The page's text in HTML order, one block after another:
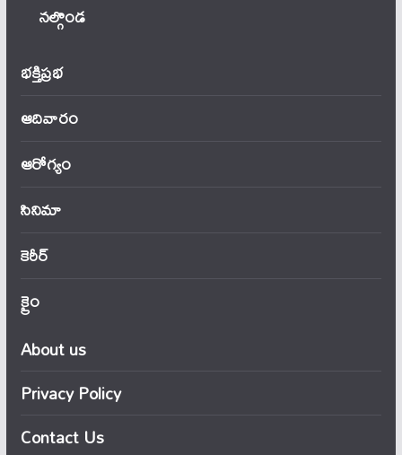
నల్గొండ
భక్తిప్రభ
ఆదివారం
ఆరోగ్యం
సినిమా
కెరీర్
క్రైం
About us
Privacy Policy
Contact Us